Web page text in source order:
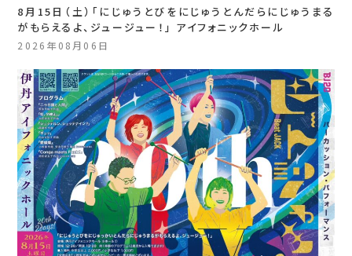
8月15日（土）「にじゅうとびをにじゅうとんだらにじゅうまる
がもらえるよ、ジュージュー！」 アイフォニックホール
2026年08月06日